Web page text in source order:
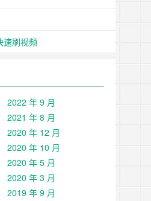
速刷视频
2022 年 9 月
2021 年 8 月
2020 年 12 月
2020 年 10 月
2020 年 5 月
2020 年 3 月
2019 年 9 月